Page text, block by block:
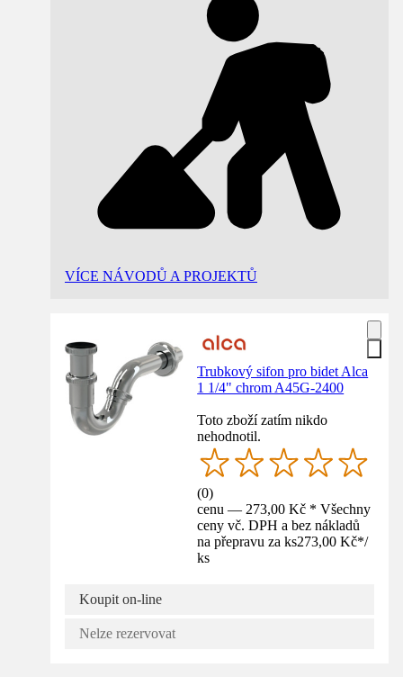
VÍCE NÁVODŮ A PROJEKTŮ
Trubkový sifon pro bidet Alca
1 1/4" chrom A45G-2400
Toto zboží zatím nikdo
nehodnotil.
(0)
cenu — 273,00 Kč * Všechny
ceny vč. DPH a bez nákladů
na přepravu za ks273,00 Kč*/
ks
Koupit on-line
Nelze rezervovat